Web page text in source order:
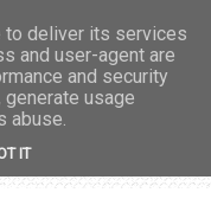
to deliver its services
and user-agent are
and security
usage
abuse.
IT